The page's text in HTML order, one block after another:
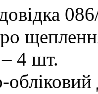
4 шт.